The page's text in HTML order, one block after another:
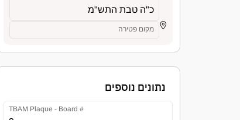
כ"ה טבת התש"מ
מקום פטירה
נתונים נוספים
TBAM Plaque - Board #